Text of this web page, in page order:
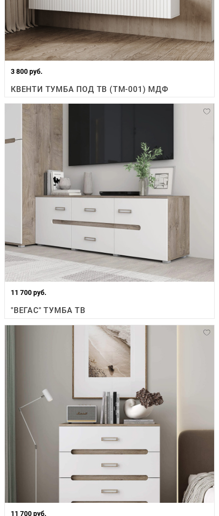
3 800 руб.
КВЕНТИ ТУМБА ПОД ТВ (ТМ-001) МДФ
11 700 руб.
"ВЕГАС" ТУМБА ТВ
11 700 руб.